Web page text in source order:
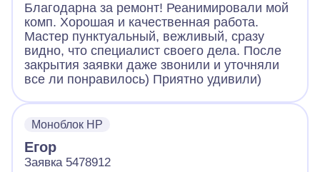
Благодарна за ремонт! Реанимировали мой
комп. Хорошая и качественная работа.
Мастер пунктуальный, вежливый, сразу
видно, что специалист своего дела. После
закрытия заявки даже звонили и уточняли
все ли понравилось) Приятно удивили)
Моноблок HP
Егор
Заявка 5478912